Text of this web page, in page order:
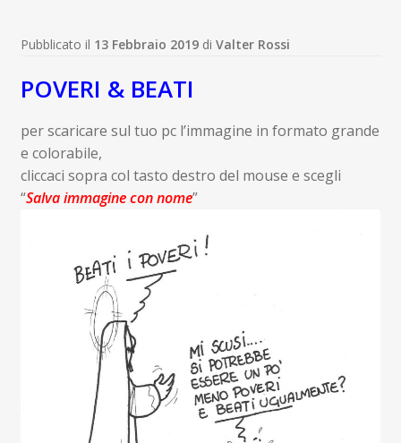
Pubblicato il 13 Febbraio 2019 di Valter Rossi
POVERI & BEATI
per scaricare sul tuo pc l’immagine in formato grande
e colorabile,
cliccaci sopra col tasto destro del mouse e scegli
“Salva immagine con nome”